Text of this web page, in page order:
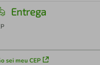
Entrega
sei meu CEP